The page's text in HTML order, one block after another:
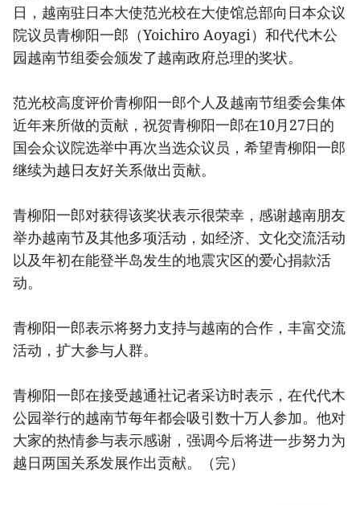
日，越南驻日本大使范光校在大使馆总部向日本众议
院议员青柳阳一郎（Yoichiro Aoyagi）和代代木公
园越南节组委会颁发了越南政府总理的奖状。
范光校高度评价青柳阳一郎个人及越南节组委会集体
近年来所做的贡献，祝贺青柳阳一郎在10月27日的
国会众议院选举中再次当选众议员，希望青柳阳一郎
继续为越日友好关系做出贡献。
青柳阳一郎对获得该奖状表示很荣幸，感谢越南朋友
举办越南节及其他多项活动，如经济、文化交流活动
以及年初在能登半岛发生的地震灾区的爱心捐款活
动。
青柳阳一郎表示将努力支持与越南的合作，丰富交流
活动，扩大参与人群。
青柳阳一郎在接受越通社记者采访时表示，在代代木
公园举行的越南节每年都会吸引数十万人参加。他对
大家的热情参与表示感谢，强调今后将进一步努力为
越日两国关系发展作出贡献。（完）